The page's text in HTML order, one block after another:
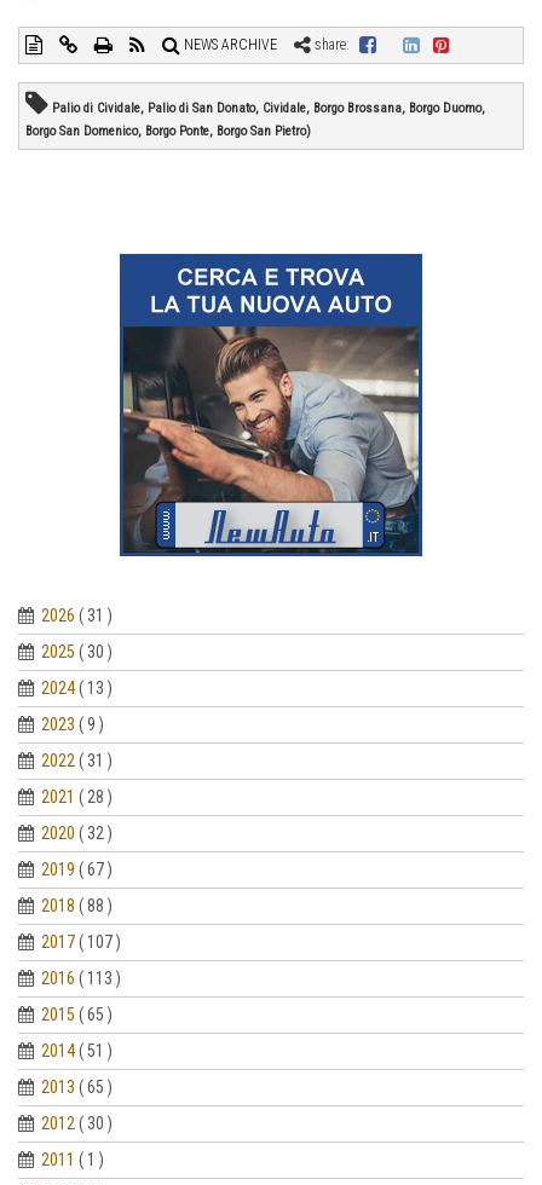
NEWS ARCHIVE share:
Palio di Cividale, Palio di San Donato, Cividale, Borgo Brossana, Borgo Duomo,
Borgo San Domenico, Borgo Ponte, Borgo San Pietro)
2026 ( 31 )
2025 ( 30 )
2024( 13 )
2023 ( 9 )
2022 ( 31 )
2021 ( 28 )
2020 ( 32 )
2019 ( 67 )
2018 ( 88 )
2017( 107 )
2016 ( 113 )
2015 ( 65 )
2014( 51 )
2013 ( 65 )
2012 ( 30 )
2011 ( 1 )